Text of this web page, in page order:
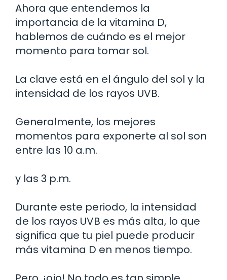
Ahora que entendemos la
importancia de la vitamina D,
hablemos de cuándo es el mejor
momento para tomar sol.
La clave está en el ángulo del sol y la
intensidad de los rayos UVB.
Generalmente, los mejores
momentos para exponerte al sol son
entre las 10 a.m.
y las 3 p.m.
Durante este periodo, la intensidad
de los rayos UVB es más alta, lo que
significa que tu piel puede producir
más vitamina D en menos tiempo.